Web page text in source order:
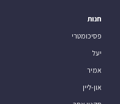
חנות
פסיכומטרי
יעל
אמיר
און-ליין